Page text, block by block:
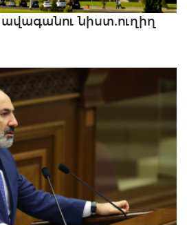
նիստ.ուղիղ